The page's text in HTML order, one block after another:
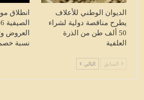
الديوان الوطني للأعلاف
يطرح مناقصة دولية لشراء
50 ألف طن من الذرة
العلفية
انطلاق
العروض
نسبة
السابق التالي